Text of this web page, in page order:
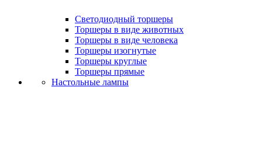
Светодиодный торшеры
Торшеры в виде животных
Торшеры в виде человека
Торшеры изогнутые
Торшеры круглые
Торшеры прямые
Настольные лампы